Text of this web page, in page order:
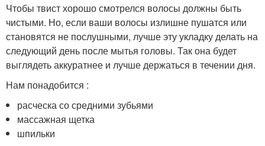
Чтобы твист хорошо смотрелся волосы должны быть
чистыми. Но, если ваши волосы излишне пушатся или
становятся не послушными, лучше эту укладку делать на
следующий день после мытья головы. Так она будет
выглядеть аккуратнее и лучше держаться в течении дня.
Нам понадобится :
расческа со средними зубьями
массажная щетка
шпильки